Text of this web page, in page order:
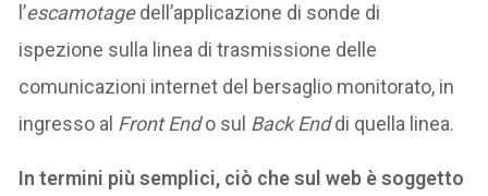
l’escamotagedell’applicazione di sonde di
ispezione sulla linea di trasmissione delle
comunicazioni internet del bersaglio monitorato, in
ingresso al Front Endo sul Back Enddi quella linea.
In termini più semplici, ciò che sul web è soggetto